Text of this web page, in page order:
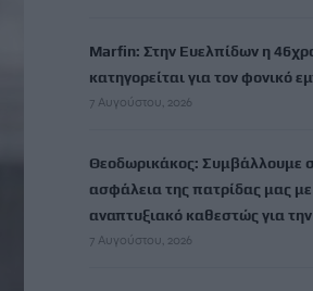
Marfin: Στην Ευελπίδων η
κατηγορείται για τον φονικό
7 Αυγούστου, 2026
Θεοδωρικάκος: Συμβάλλουμε
ασφάλεια της πατρίδας μας με
αναπτυξιακό καθεστώς για
7 Αυγούστου, 2026